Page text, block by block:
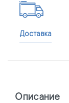
Доставка
Описание